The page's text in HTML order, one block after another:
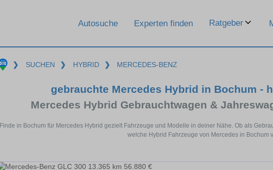
Autosuche Experten finden Ratgeber
❯ SUCHEN ❯ HYBRID ❯ MERCEDES-BENZ
gebrauchte Mercedes Hybrid in Bochum -
Mercedes Hybrid Gebrauchtwagen &
Finde in Bochum für Mercedes Hybrid gezielt Fahrzeuge und Modelle in deiner Nähe. Ob als
welche Hybrid Fahrzeuge von Mercedes in Bochum